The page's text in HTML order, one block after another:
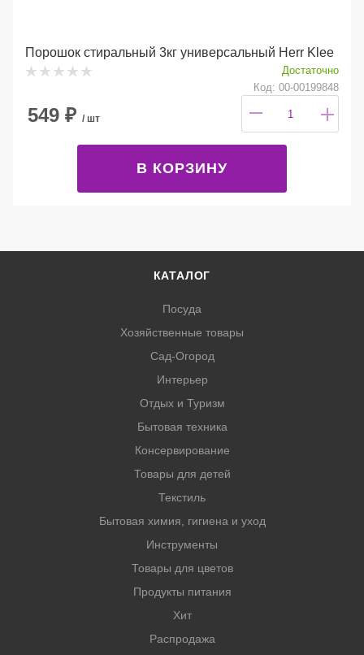
Порошок стиральный 3кг универсальный Herr Klee
Достаточно
Код: 00-00199848
549 ₽ / шт
В КОРЗИНУ
КАТАЛОГ
Посуда
Хозяйственные товары
Сад-Огород
Интерьер
Отдых и Туризм
Бытовая техника
Консервирование
Товары для детей
Текстиль
Бытовая химия, гигиена и уход
Инструменты
Товары для цветов
Продукты питания
Хит
Распродажа